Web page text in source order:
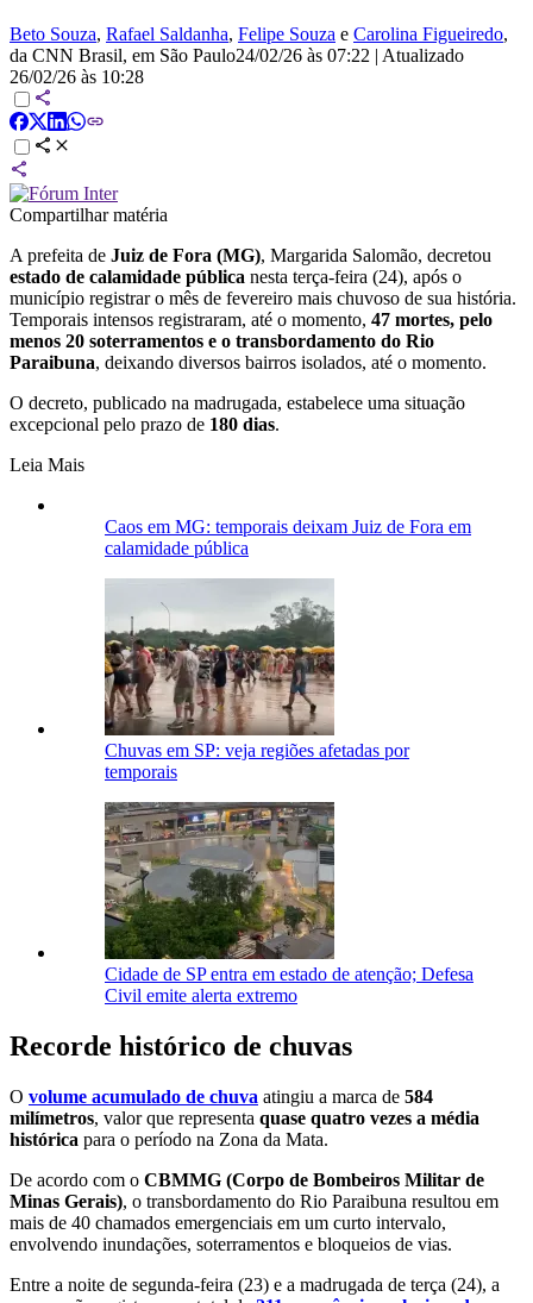
Beto Souza, Rafael Saldanha, Felipe Souza e Carolina Figueiredo,
da CNN Brasil, em São Paulo24/02/26 às 07:22 | Atualizado
26/02/26 às 10:28
Compartilhar matéria
A prefeita de Juiz de Fora (MG), Margarida Salomão, decretou
estado de calamidade pública nesta terça-feira (24), após o
município registrar o mês de fevereiro mais chuvoso de sua história.
Temporais intensos registraram, até o momento, 47 mortes, pelo
menos 20 soterramentos e o transbordamento do Rio
Paraibuna, deixando diversos bairros isolados, até o momento.
O decreto, publicado na madrugada, estabelece uma situação
excepcional pelo prazo de 180 dias.
Leia Mais
Caos em MG: temporais deixam Juiz de Fora em
calamidade pública
Chuvas em SP: veja regiões afetadas por
temporais
Cidade de SP entra em estado de atenção; Defesa
Civil emite alerta extremo
Recorde histórico de chuvas
O volume acumulado de chuva atingiu a marca de 584
milímetros, valor que representa quase quatro vezes a média
histórica para o período na Zona da Mata.
De acordo com o CBMMG (Corpo de Bombeiros Militar de
Minas Gerais), o transbordamento do Rio Paraibuna resultou em
mais de 40 chamados emergenciais em um curto intervalo,
envolvendo inundações, soterramentos e bloqueios de vias.
Entre a noite de segunda-feira (23) e a madrugada de terça (24), a